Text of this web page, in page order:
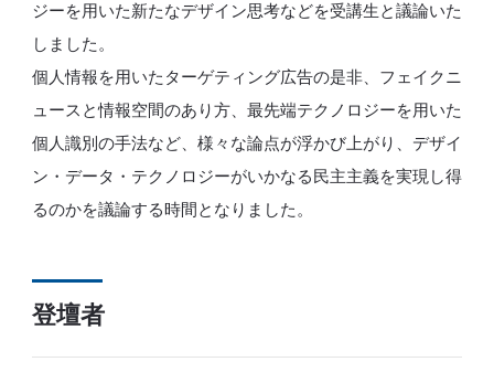
ジーを用いた新たなデザイン思考などを受講生と議論いた
しました。
個人情報を用いたターゲティング広告の是非、フェイクニ
ュースと情報空間のあり方、最先端テクノロジーを用いた
個人識別の手法など、様々な論点が浮かび上がり、デザイ
ン・データ・テクノロジーがいかなる民主主義を実現し得
るのかを議論する時間となりました。
登壇者